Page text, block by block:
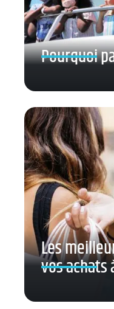
Pourquoi
Les
vos achats